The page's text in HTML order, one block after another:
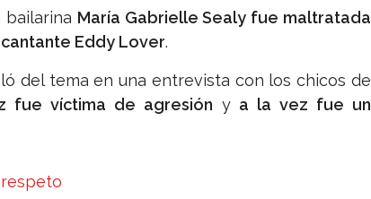
bailarina María Gabrielle Sealy fue maltratada
Eddy Lover.
del tema en una entrevista con los chicos de
fue víctima de agresión y a la vez fue un